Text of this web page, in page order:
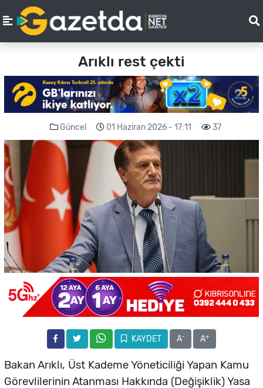
Arıklı rest çekti
Güncel 01 Haziran 2026 - 17:11 37
KAYDET A- A+
Bakan Arıklı, Üst Kademe Yöneticiliği Yapan Kamu
Görevlilerinin Atanması Hakkında (Değişiklik) Yasa